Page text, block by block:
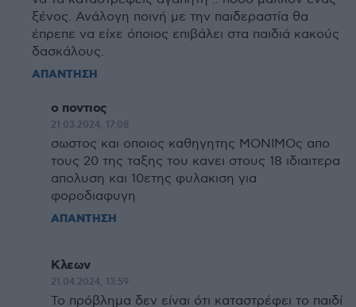
ξένος. Ανάλογη ποινή με την παιδεραστία θα
έπρεπε να είχε όποιος επιβάλει στα παιδιά κακούς
δασκάλους.
ΑΠΑΝΤΗΣΗ
ο ποντιος
21.03.2024, 17:08
σωστος και οποιος καθηγητης ΜΟΝΙΜΟς απο
τους 20 της ταξης του κανει στους 18 ιδιαιτερα
απολυση και 10ετης φυλακιση για
φοροδιαφυγη
ΑΠΑΝΤΗΣΗ
Κλεων
21.04.2024, 13:59
Το πρόβλημα δεν είναι ότι καταστρέφει το παιδί